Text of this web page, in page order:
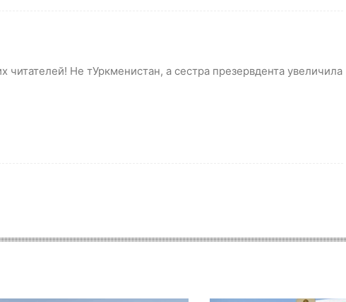
читателей! Не тУркменистан, а сестра презервдента увеличила